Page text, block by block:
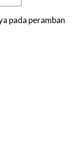
pada peramban